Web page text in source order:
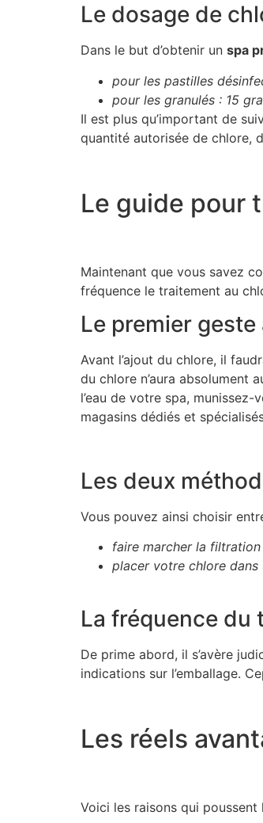
Le dosage de
Dans le but d’obtenir un spa
pour les pastilles
pour les granulés : 15
Il est plus qu’important de
quantité autorisée de chlore,
Le guide pour
Maintenant que vous savez
fréquence le traitement au
Le premier
Avant l’ajout du chlore, il
du chlore n’aura absolument
l’eau de votre spa, munissez-
magasins dédiés et
Les deux
Vous pouvez ainsi choisir
faire marcher la
placer votre chlore
La fréquence du
De prime abord, il s’avère
indications sur l’emballage.
Les réels
Voici les raisons qui